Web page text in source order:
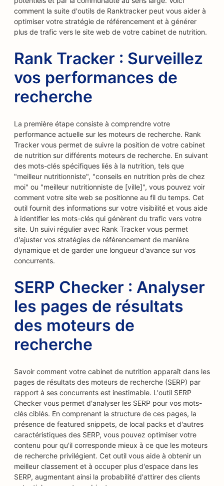
comment la suite d'outils de Ranktracker peut vous aider à
optimiser votre stratégie de référencement et à générer
plus de trafic vers le site web de votre cabinet de nutrition.
Rank Tracker : Surveillez
vos performances de
recherche
La première étape consiste à comprendre votre
performance actuelle sur les moteurs de recherche. Rank
Tracker vous permet de suivre la position de votre cabinet
de nutrition sur différents moteurs de recherche. En suivant
des mots-clés spécifiques liés à la nutrition, tels que
"meilleur nutritionniste", "conseils en nutrition près de chez
moi" ou "meilleur nutritionniste de [ville]", vous pouvez voir
comment votre site web se positionne au fil du temps. Cet
outil fournit des informations sur votre visibilité et vous aide
à identifier les mots-clés qui génèrent du trafic vers votre
site. Un suivi régulier avec Rank Tracker vous permet
d'ajuster vos stratégies de référencement de manière
dynamique et de garder une longueur d'avance sur vos
concurrents.
SERP Checker : Analyser
les pages de résultats
des moteurs de
recherche
Savoir comment votre cabinet de nutrition apparaît dans les
pages de résultats des moteurs de recherche (SERP) par
rapport à ses concurrents est inestimable. L'outil SERP
Checker vous permet d'analyser les SERP pour vos mots-
clés ciblés. En comprenant la structure de ces pages, la
présence de featured snippets, de local packs et d'autres
caractéristiques des SERP, vous pouvez optimiser votre
contenu pour qu'il corresponde mieux à ce que les moteurs
de recherche privilégient. Cet outil vous aide à obtenir un
meilleur classement et à occuper plus d'espace dans les
SERP, augmentant ainsi la probabilité d'attirer des clients